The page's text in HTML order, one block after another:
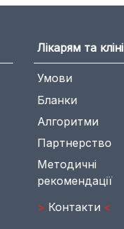
Лікарям та
Умови
Бланки
Алгоритми
Партнерство
Методичні
рекомендації
> Контакти <